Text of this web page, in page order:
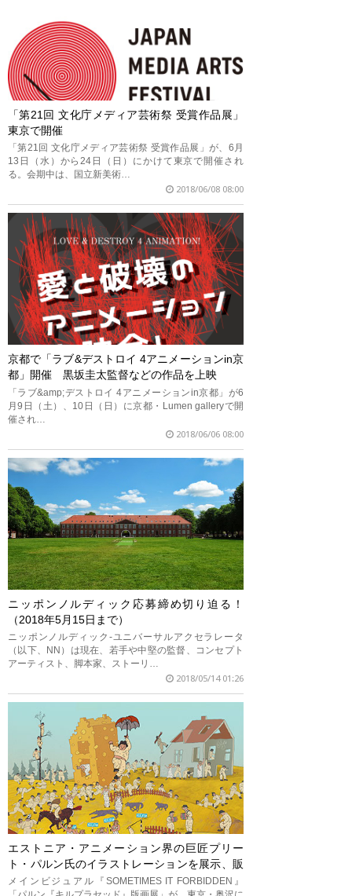
「第21回 文化庁メディア芸術祭 受賞作品展」
東京で開催
「第21回 文化庁メディア芸術祭 受賞作品展」が、6月
13日（水）から24日（日）にかけて東京で開催され
る。会期中は、国立新美術…
2018/06/08 08:00
京都で「ラブ&デストロイ 4アニメーションin京
都」開催 黒坂圭太監督などの作品を上映
「ラブ&amp;デストロイ 4アニメーションin京都」が6
月9日（土）、10日（日）に京都・Lumen galleryで開
催され…
2018/06/06 08:00
ニッポンノルディック応募締め切り迫る！
（2018年5月15日まで）
ニッポンノルディック-ユニバーサルアクセラレータ
（以下、NN）は現在、若手や中堅の監督、コンセプト
アーティスト、脚本家、ストーリ…
2018/05/14 01:26
エストニア・アニメーション界の巨匠プリー
ト・パルン氏のイラストレーションを展示、販
売
メインビジュアル『SOMETIMES IT FORBIDDEN』